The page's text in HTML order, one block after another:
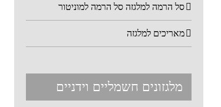
סל הרמה למלגזה סל הרמה למוניטור
מאריכים למלגזה
מלגזונים חשמליים וידניים